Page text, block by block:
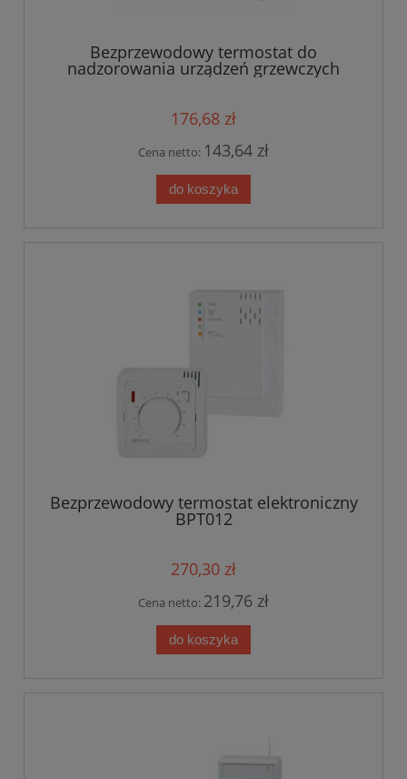
Bezprzewodowy termostat do
nadzorowania urządzeń grzewczych
BPT710
176,68 zł
Cena netto: 143,64 zł
do koszyka
Bezprzewodowy termostat elektroniczny
BPT012
270,30 zł
Cena netto: 219,76 zł
do koszyka